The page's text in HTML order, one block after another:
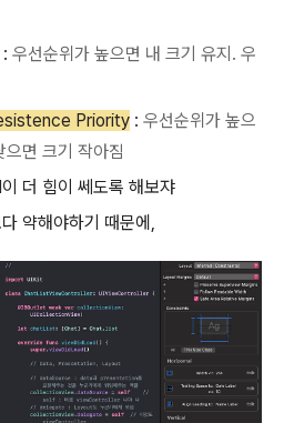
: 우선순위가 높으면 내 크기 유지. 우
Priority : 우선순위가 높으
면 크기 작아짐
더 힘이 쎄도록 해보쟈
약해야하기 때문에,